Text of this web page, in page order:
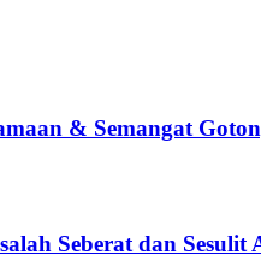
& Semangat
Seberat dan Sesulit